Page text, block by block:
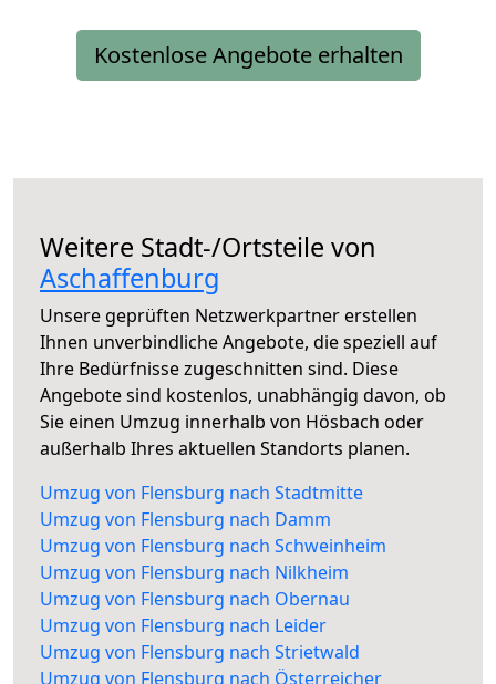
Kostenlose Angebote erhalten
Weitere Stadt-/Ortsteile von
Aschaffenburg
Unsere geprüften Netzwerkpartner erstellen
Ihnen unverbindliche Angebote, die speziell auf
Ihre Bedürfnisse zugeschnitten sind. Diese
Angebote sind kostenlos, unabhängig davon, ob
Sie einen Umzug innerhalb von Hösbach oder
außerhalb Ihres aktuellen Standorts planen.
Umzug von Flensburg nach Stadtmitte
Umzug von Flensburg nach Damm
Umzug von Flensburg nach Schweinheim
Umzug von Flensburg nach Nilkheim
Umzug von Flensburg nach Obernau
Umzug von Flensburg nach Leider
Umzug von Flensburg nach Strietwald
Umzug von Flensburg nach Österreicher